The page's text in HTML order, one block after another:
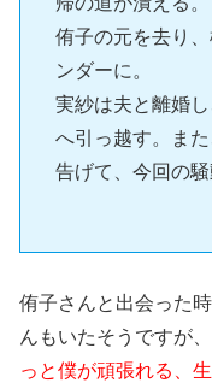
侑子の元を去り
ンダーに。
実紗は夫と離婚
へ引っ越す。ま
告げて、今回の騒
侑子さんと出会った
んもいたそうですが、
っと僕が頑張れる、